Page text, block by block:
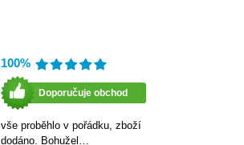
100%
Doporučuje obchod
vše proběhlo v pořádku, zboží
dodáno. Bohužel…